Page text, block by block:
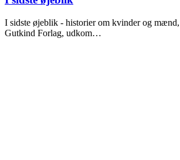
I sidste øjeblik - historier om kvinder og
Gutkind Forlag, udkom…